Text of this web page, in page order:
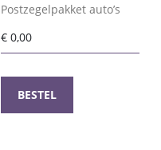
Postzegelpakket auto’s
€ 0,00
BESTEL